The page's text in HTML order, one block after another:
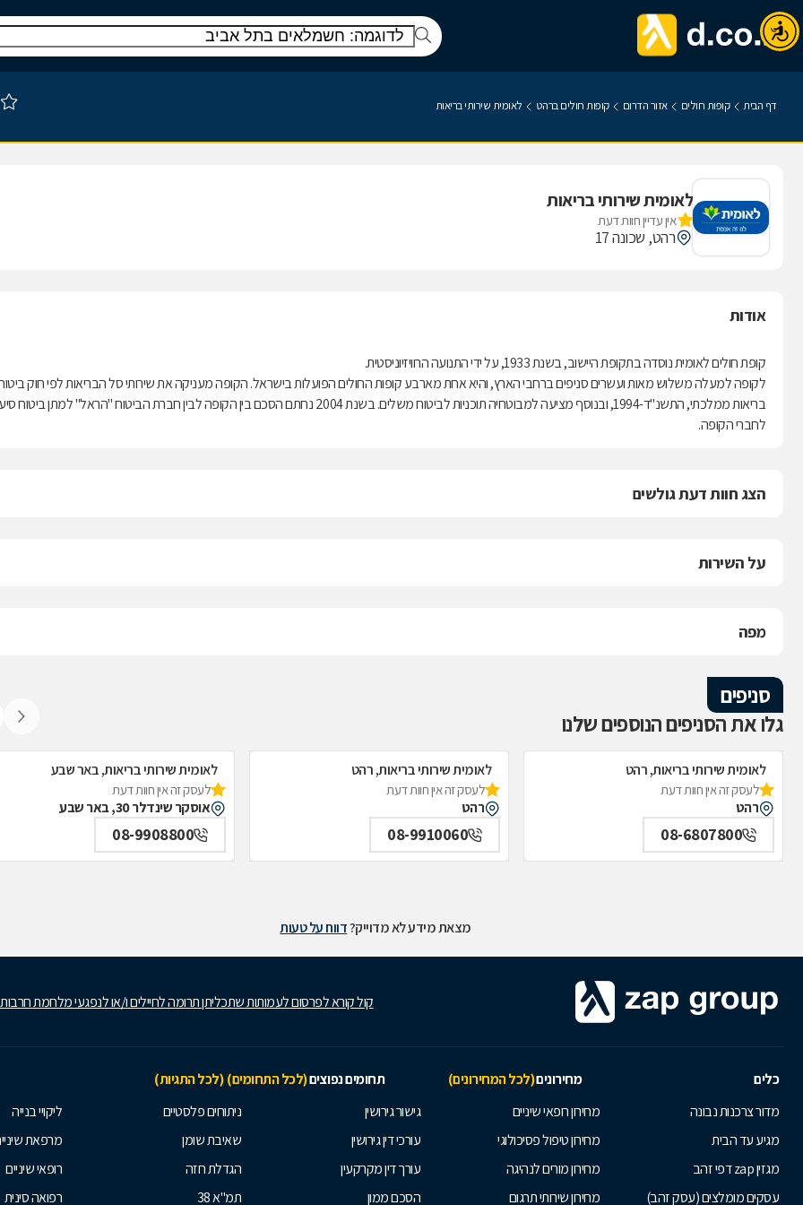
דף הבית קופות חולים אזור הדרום קופות חולים ברהט לאומית שירותי בריאות
לאומית שירותי בריאות
אין עדיין חוות דעת
רהט, שכונה 17
אודות
קופת חולים לאומית נוסדה בתקופת היישוב, בשנת 1933, על ידי התנועה הרוויזיוניסטית.
לקופה למעלה משלוש מאות ועשרים סניפים ברחבי הארץ, והיא אחת מארבע קופות החולים הפועלות בישראל. הקופה מעניקה את שירותי סל הבריאות לפי חוק
בריאות ממלכתי, התשנ"ד-1994, ובנוסף מציעה למבוטחיה תוכניות לביטוח משלים. בשנת 2004 נחתם הסכם בין הקופה לבין חברת הביטוח "הראל" למתן ביטוח
לחברי הקופה.
הצג חוות דעת גולשים
על השירות
מפה
סניפים
גלו את הסניפים הנוספים שלנו
לאומית שירותי בריאות, רהט
לעסק זה אין חוות דעת
רהט
08-6807800
לאומית שירותי בריאות, רהט
לעסק זה אין חוות דעת
רהט
08-9910060
לאומית שירותי בריאות, באר שבע
לעסק זה אין חוות דעת
אוסקר שינדלר 30, באר שבע
08-9908800
מצאת מידע לא מדוייק?דווח על טעות
קול קורא לפרסום לעמותות שתכליתן תרומה לחיילים ו/או לנפגעי מלחמת
כלים מחירונים(לכל המחירונים) תחומים נפוצים(לכל התחומים) (לכל התגיות)
מדור צרכנות נבונה
מגיע עד הבית
מגזין zap דפי זהב
עסקים מומלצים (עסק זהב)
מחירון רופאי שיניים
מחירון טיפול פסיכולוגי
מחירון מורים לנהיגה
מחירון שירותי תרגום
גישור גירושין
עורכי דין גירושין
עורך דין מקרקעין
הסכם ממון
ניתוחים פלסטיים
שאיבת שומן
הגדלת חזה
תמ"א 38
ליקויי בנייה
מרפאת
רופאי שיניים
רפואה סינית